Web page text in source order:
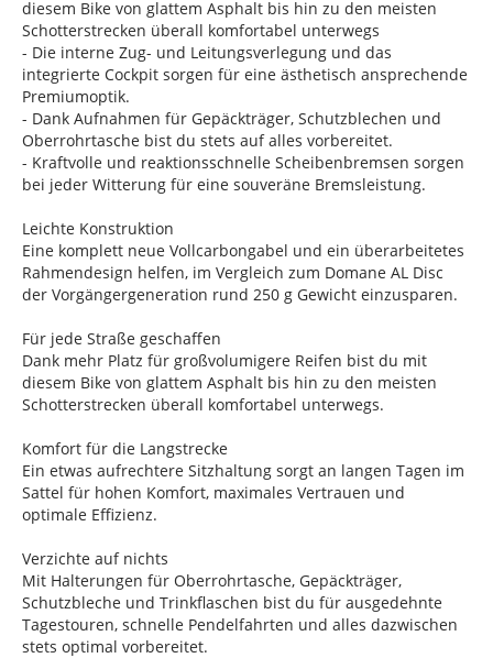
diesem Bike von glattem Asphalt bis hin zu den meisten
Schotterstrecken überall komfortabel unterwegs
- Die interne Zug- und Leitungsverlegung und das
integrierte Cockpit sorgen für eine ästhetisch ansprechende
Premiumoptik.
- Dank Aufnahmen für Gepäckträger, Schutzblechen und
Oberrohrtasche bist du stets auf alles vorbereitet.
- Kraftvolle und reaktionsschnelle Scheibenbremsen sorgen
bei jeder Witterung für eine souveräne Bremsleistung.
Leichte Konstruktion
Eine komplett neue Vollcarbongabel und ein überarbeitetes
Rahmendesign helfen, im Vergleich zum Domane AL Disc
der Vorgängergeneration rund 250 g Gewicht einzusparen.
Für jede Straße geschaffen
Dank mehr Platz für großvolumigere Reifen bist du mit
diesem Bike von glattem Asphalt bis hin zu den meisten
Schotterstrecken überall komfortabel unterwegs.
Komfort für die Langstrecke
Ein etwas aufrechtere Sitzhaltung sorgt an langen Tagen im
Sattel für hohen Komfort, maximales Vertrauen und
optimale Effizienz.
Verzichte auf nichts
Mit Halterungen für Oberrohrtasche, Gepäckträger,
Schutzbleche und Trinkflaschen bist du für ausgedehnte
Tagestouren, schnelle Pendelfahrten und alles dazwischen
stets optimal vorbereitet.